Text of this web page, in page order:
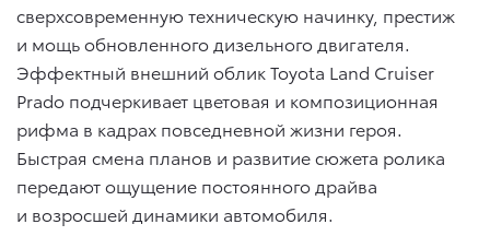
сверхсовременную техническую начинку, престиж
и мощь обновленного дизельного двигателя.
Эффектный внешний облик Toyota Land Cruiser
Prado подчеркивает цветовая и композиционная
рифма в кадрах повседневной жизни героя.
Быстрая смена планов и развитие сюжета ролика
передают ощущение постоянного драйва
и возросшей динамики автомобиля.